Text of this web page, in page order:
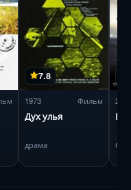
7.8
1973 Фильм
Дух улья
драма
2015